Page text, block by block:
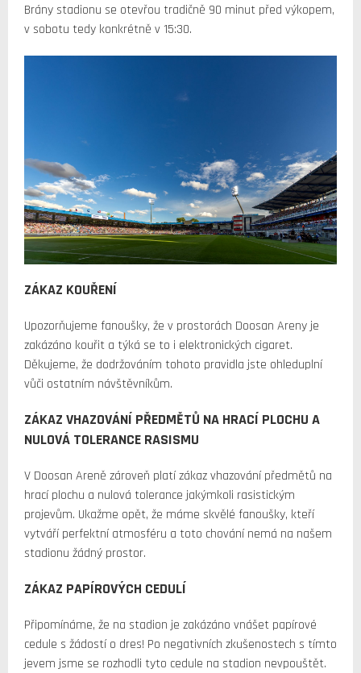
Brány stadionu se otevřou tradičně 90 minut před výkopem,
v sobotu tedy konkrétně v 15:30.
ZÁKAZ KOUŘENÍ
Upozorňujeme fanoušky, že v prostorách Doosan Areny je
zakázáno kouřit a týká se to i elektronických cigaret.
Děkujeme, že dodržováním tohoto pravidla jste ohleduplní
vůči ostatním návštěvníkům.
ZÁKAZ VHAZOVÁNÍ PŘEDMĚTŮ NA HRACÍ PLOCHU A
NULOVÁ TOLERANCE RASISMU
V Doosan Areně zároveň platí zákaz vhazování předmětů na
hrací plochu a nulová tolerance jakýmkoli rasistickým
projevům. Ukažme opět, že máme skvělé fanoušky, kteří
vytváří perfektní atmosféru a toto chování nemá na našem
stadionu žádný prostor.
ZÁKAZ PAPÍROVÝCH CEDULÍ
Připomínáme, že na stadion je zakázáno vnášet papírové
cedule s žádostí o dres! Po negativních zkušenostech s tímto
jevem jsme se rozhodli tyto cedule na stadion nevpouštět.